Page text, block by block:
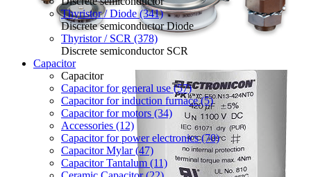
Thyristor / Diode (341)
Discrete semiconductor Diode
Thyristor / SCR (378)
Discrete semiconductor SCR
Capacitor
Capacitor
Capacitor for general use (57)
Capacitor for induction furnace (5)
Capacitor for motors (34)
Accessories (12)
Capacitor for power electronics (70)
Capacitor Mylar (47)
Capacitor Tantalum (11)